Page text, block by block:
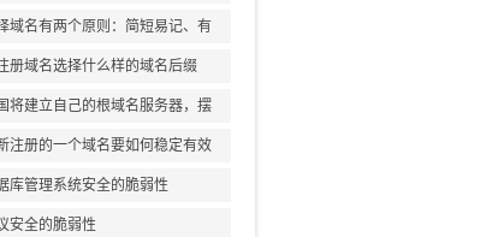
防投诉主机空间
域名有两个原则：简短易记、有
册域名选择什么样的域名后缀
将建立自己的根域名服务器，摆
注册的一个域名要如何稳定有效
权重?
库管理系统安全的脆弱性
安全的脆弱性